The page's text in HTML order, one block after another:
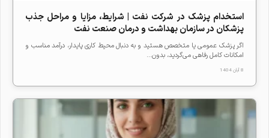
استخدام پزشک در شرکت نفت | شرایط، مزایا و مراحل جذب
پزشکان در سازمان بهداشت و درمان صنعت نفت
اگر پزشک عمومی یا متخصص هستید و به دنبال محیط کاری پایدار، درآمد مناسب و
امکانات کامل رفاهی می‌گردید، بدون...
8 آبان 1404